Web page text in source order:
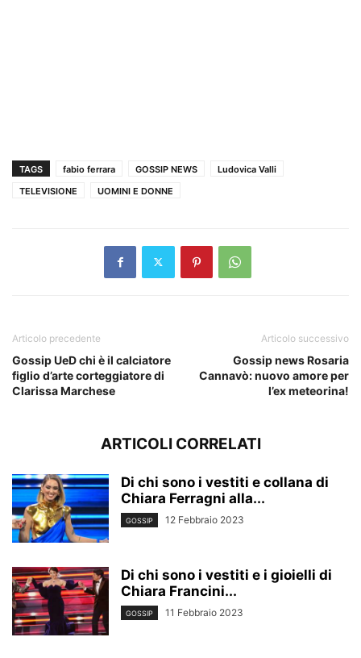
TAGS fabio ferrara GOSSIP NEWS
Ludovica Valli
TELEVISIONE
UOMINI E DONNE
Articolo precedente
Gossip UeD chi è il calciatore
figlio d’arte corteggiatore di
Clarissa Marchese
Articolo successivo
Gossip news Rosaria
Cannavò: nuovo amore per
l’ex meteorina!
ARTICOLI CORRELATI
Di chi sono i vestiti e collana di
Chiara Ferragni alla...
GOSSIP 12 Febbraio 2023
Di chi sono i vestiti e i gioielli di
Chiara Francini...
GOSSIP 11 Febbraio 2023